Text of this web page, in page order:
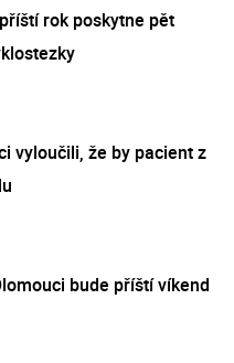
rok poskytne pět
vyloučili, že by pacient z
bude příští víkend